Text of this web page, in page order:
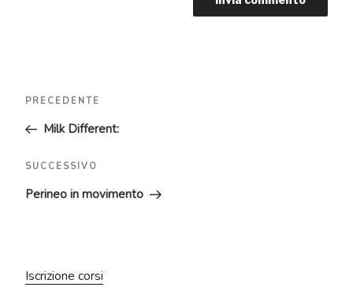
Articolo
precedente:
PRECEDENTE
Milk Different:
Articolo
successivo
SUCCESSIVO
Perineo in movimento
Iscrizione corsi